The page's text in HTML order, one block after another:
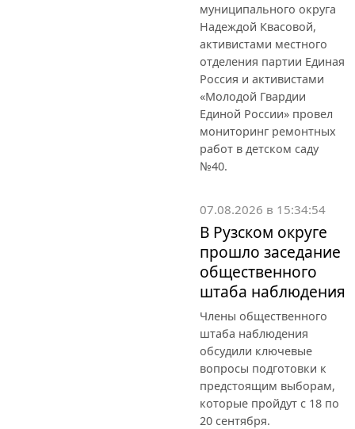
муниципального округа
Надеждой Квасовой,
активистами местного
отделения партии Единая
Россия и активистами
«Молодой Гвардии
Единой России» провел
мониторинг ремонтных
работ в детском саду
№40.
07.08.2026 в 15:34:54
В Рузском округе
прошло заседание
общественного
штаба наблюдения
Члены общественного
штаба наблюдения
обсудили ключевые
вопросы подготовки к
предстоящим выборам,
которые пройдут с 18 по
20 сентября.